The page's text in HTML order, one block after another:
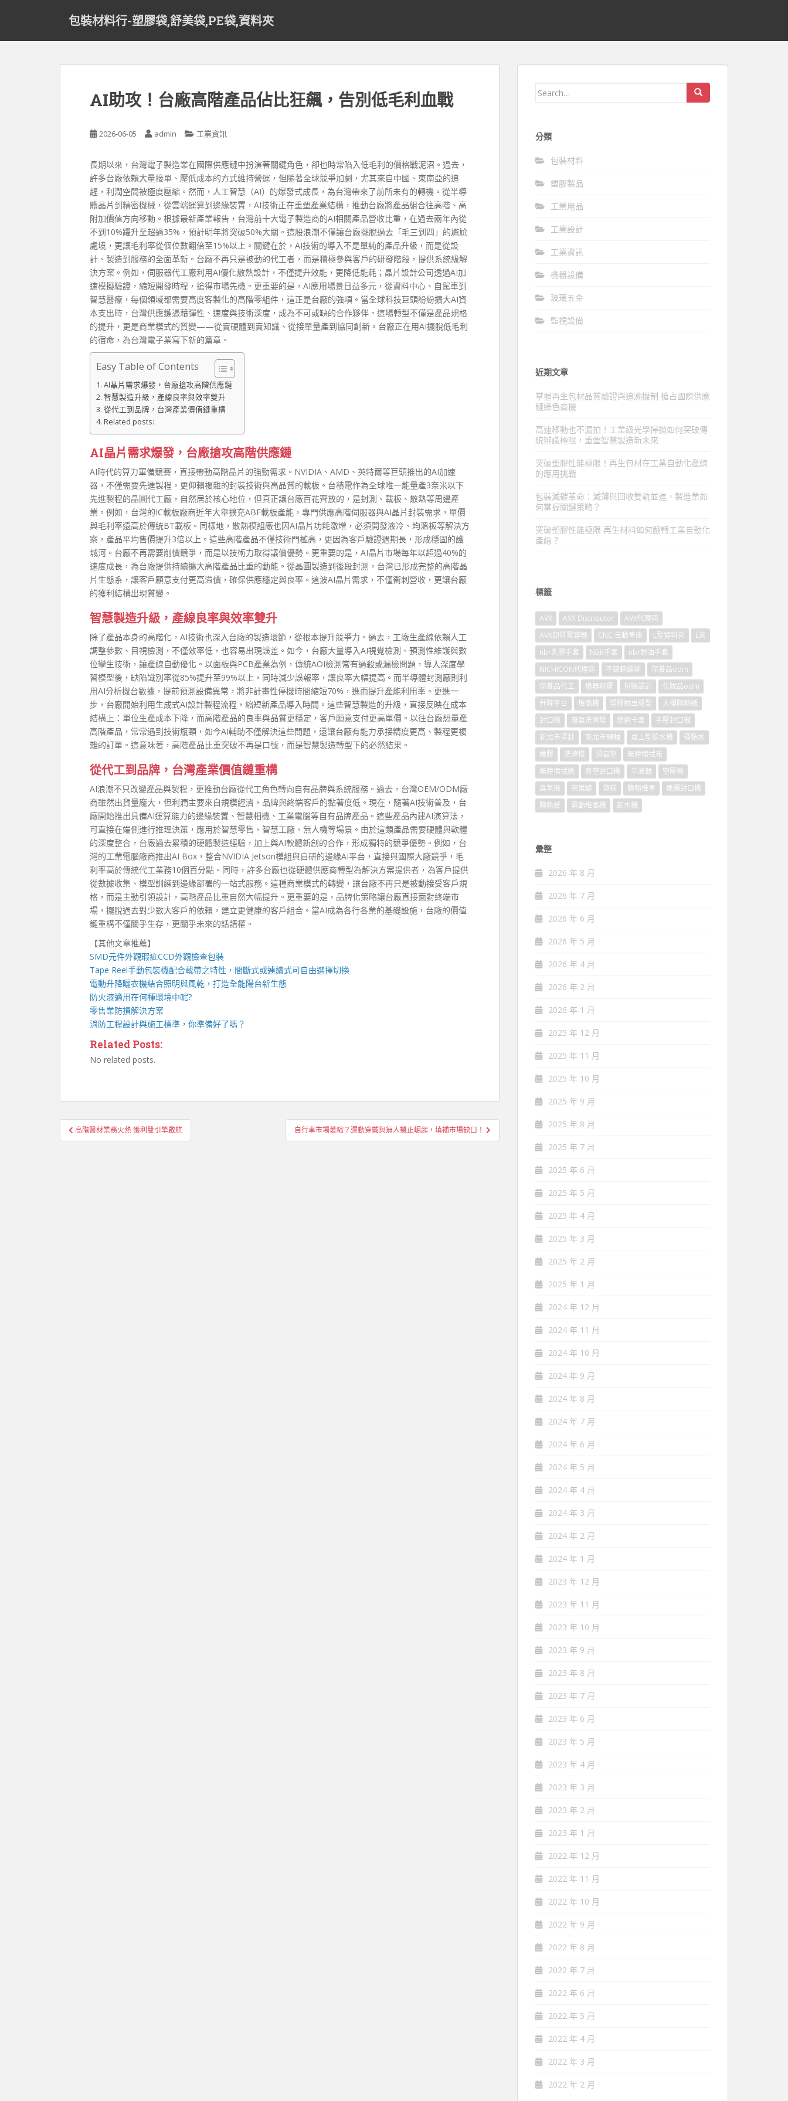
包裝材料行-塑膠袋,舒美袋,PE袋,資料夾
AI助攻！台廠高階產品佔比狂飆，告別低毛利血戰
2026-06-05 admin 工業資訊
長期以來，台灣電子製造業在國際供應鏈中扮演著關鍵角色，卻也時常陷入低毛利的價格戰泥沼。過去，
許多台廠依賴大量接單、壓低成本的方式維持營運，但隨著全球競爭加劇，尤其來自中國、東南亞的追
趕，利潤空間被極度壓縮。然而，人工智慧（AI）的爆發式成長，為台灣帶來了前所未有的轉機。從半導
體晶片到精密機械，從雲端運算到邊緣裝置，AI技術正在重塑產業結構，推動台廠將產品組合往高階、高
附加價值方向移動。根據最新產業報告，台灣前十大電子製造商的AI相關產品營收比重，在過去兩年內從
不到10%躍升至超過35%，預計明年將突破50%大關。這股浪潮不僅讓台廠擺脫過去「毛三到四」的尷尬
處境，更讓毛利率從個位數翻倍至15%以上。關鍵在於，AI技術的導入不是單純的產品升級，而是從設
計、製造到服務的全面革新。台廠不再只是被動的代工者，而是積極參與客戶的研發階段，提供系統級解
決方案。例如，伺服器代工廠利用AI優化散熱設計，不僅提升效能，更降低能耗；晶片設計公司透過AI加
速模擬驗證，縮短開發時程，搶得市場先機。更重要的是，AI應用場景日益多元，從資料中心、自駕車到
智慧醫療，每個領域都需要高度客製化的高階零組件，這正是台廠的強項。當全球科技巨頭紛紛擴大AI資
本支出時，台灣供應鏈憑藉彈性、速度與技術深度，成為不可或缺的合作夥伴。這場轉型不僅是產品規格
的提升，更是商業模式的質變——從賣硬體到賣知識、從接單量產到協同創新。台廠正在用AI擺脫低毛利
的宿命，為台灣電子業寫下新的篇章。
Easy Table of Contents
AI晶片需求爆發，台廠搶攻高階供應鏈
智慧製造升級，產線良率與效率雙升
從代工到品牌，台灣產業價值鏈重構
Related posts:
AI晶片需求爆發，台廠搶攻高階供應鏈
AI時代的算力軍備競賽，直接帶動高階晶片的強勁需求。NVIDIA、AMD、英特爾等巨頭推出的AI加速
器，不僅需要先進製程，更仰賴複雜的封裝技術與高品質的載板。台積電作為全球唯一能量產3奈米以下
先進製程的晶圓代工廠，自然居於核心地位，但真正讓台廠百花齊放的，是封測、載板、散熱等周邊產
業。例如，台灣的IC載板廠商近年大舉擴充ABF載板產能，專門供應高階伺服器與AI晶片封裝需求，單價
與毛利率遠高於傳統BT載板。同樣地，散熱模組廠也因AI晶片功耗激增，必須開發液冷、均溫板等解決方
案，產品平均售價提升3倍以上。這些高階產品不僅技術門檻高，更因為客戶驗證週期長，形成穩固的護
城河。台廠不再需要削價競爭，而是以技術力取得議價優勢。更重要的是，AI晶片市場每年以超過40%的
速度成長，為台廠提供持續擴大高階產品比重的動能。從晶圓製造到後段封測，台灣已形成完整的高階晶
片生態系，讓客戶願意支付更高溢價，確保供應穩定與良率。這波AI晶片需求，不僅衝刺營收，更讓台廠
的獲利結構出現質變。
智慧製造升級，產線良率與效率雙升
除了產品本身的高階化，AI技術也深入台廠的製造環節，從根本提升競爭力。過去，工廠生產線依賴人工
調整參數、目視檢測，不僅效率低，也容易出現誤差。如今，台廠大量導入AI視覺檢測、預測性維護與數
位孿生技術，讓產線自動優化。以面板與PCB產業為例，傳統AOI檢測常有過殺或漏檢問題，導入深度學
習模型後，缺陷識別率從85%提升至99%以上，同時減少誤報率，讓良率大幅提高。而半導體封測廠則利
用AI分析機台數據，提前預測設備異常，將非計畫性停機時間縮短70%，進而提升產能利用率。更進一
步，台廠開始利用生成式AI設計製程流程，縮短新產品導入時間。這些智慧製造的升級，直接反映在成本
結構上：單位生產成本下降，而高階產品的良率與品質更穩定，客戶願意支付更高單價。以往台廠想量產
高階產品，常常遇到技術瓶頸，如今AI輔助不僅解決這些問題，還讓台廠有能力承接精度更高、製程更複
雜的訂單。這意味著，高階產品比重突破不再是口號，而是智慧製造轉型下的必然結果。
從代工到品牌，台灣產業價值鏈重構
AI浪潮不只改變產品與製程，更推動台廠從代工角色轉向自有品牌與系統服務。過去，台灣OEM/ODM廠
商雖然出貨量龐大，但利潤主要來自規模經濟，品牌與終端客戶的黏著度低。現在，隨著AI技術普及，台
廠開始推出具備AI運算能力的邊緣裝置、智慧相機、工業電腦等自有品牌產品。這些產品內建AI演算法，
可直接在端側進行推理決策，應用於智慧零售、智慧工廠、無人機等場景。由於這類產品需要硬體與軟體
的深度整合，台廠過去累積的硬體製造經驗，加上與AI軟體新創的合作，形成獨特的競爭優勢。例如，台
灣的工業電腦廠商推出AI Box，整合NVIDIA Jetson模組與自研的邊緣AI平台，直接與國際大廠競爭，毛
利率高於傳統代工業務10個百分點。同時，許多台廠也從硬體供應商轉型為解決方案提供者，為客戶提供
從數據收集、模型訓練到邊緣部署的一站式服務。這種商業模式的轉變，讓台廠不再只是被動接受客戶規
格，而是主動引領設計，高階產品比重自然大幅提升。更重要的是，品牌化策略讓台廠直接面對終端市
場，擺脫過去對少數大客戶的依賴，建立更健康的客戶組合。當AI成為各行各業的基礎設施，台廠的價值
鏈重構不僅關乎生存，更關乎未來的話語權。
【其他文章推薦】
SMD元件外觀瑕疵CCD外觀檢查包裝
Tape Reel手動包裝機配合載帶之特性，間斷式或連續式可自由選擇切換
電動升降曬衣機結合照明與風乾，打造全能陽台新生態
防火漆適用在何種環境中呢?
零售業防損解決方案
消防工程設計與施工標準，你準備好了嗎？
Related Posts:
No related posts.
文
章
高階醫材業務火熱 獲利雙引擎啟航 自行車市場萎縮？運動穿戴與無人機正崛起，填補市場缺口！
Search
分類
包裝材料
塑膠製品
工業用品
工業設計
工業資訊
機器設備
玻璃五金
監視設備
近期文章
掌握再生包材品質驗證與追溯機制 搶占國際供應
鏈綠色商機
高速移動也不漏拍！工業級光學掃描如何突破傳
統辨識極限，重塑智慧製造新未來
突破塑膠性能極限！再生包材在工業自動化產線
的應用挑戰
包裝減碳革命：減薄與回收雙軌並進，製造業如
何掌握關鍵策略？
突破塑膠性能極限 再生材料如何翻轉工業自動化
產線？
標籤
AVX AVX Distributor
AVX代理商
AVX鉭質電容器
CNC 自動車床 L型資料夾
L夾
nbr乳膠手套
NBR手套
nbr耐油手套
NICHICON代理商
不鏽鋼螺絲
保養品odm
保養品代工
儀器租賃 包裝設計
化妝品odm
升降平台
堆高機 塑膠射出成型
大樓隔熱紙
封口機
廢氣洗滌塔 悠遊卡套
手壓封口機
新北市探針
新北市轉軸 桌上型飲水機
桶裝水
橡膠
洗滌塔 滑鼠墊
無塵擦拭布
無塵擦拭紙
真空封口機 示波器
空壓機
臭氧機
茶葉罐 貨梯 購物推車
連續封口機
隔熱紙
電動堆高機 飲水機
彙整
2026 年 8 月
2026 年 7 月
2026 年 6 月
2026 年 5 月
2026 年 4 月
2026 年 2 月
2026 年 1 月
2025 年 12 月
2025 年 11 月
2025 年 10 月
2025 年 9 月
2025 年 8 月
2025 年 7 月
2025 年 6 月
2025 年 5 月
2025 年 4 月
2025 年 3 月
2025 年 2 月
2025 年 1 月
2024 年 12 月
2024 年 11 月
2024 年 10 月
2024 年 9 月
2024 年 8 月
2024 年 7 月
2024 年 6 月
2024 年 5 月
2024 年 4 月
2024 年 3 月
2024 年 2 月
2024 年 1 月
2023 年 12 月
2023 年 11 月
2023 年 10 月
2023 年 9 月
2023 年 8 月
2023 年 7 月
2023 年 6 月
2023 年 5 月
2023 年 4 月
2023 年 3 月
2023 年 2 月
2023 年 1 月
2022 年 12 月
2022 年 11 月
2022 年 10 月
2022 年 9 月
2022 年 8 月
2022 年 7 月
2022 年 6 月
2022 年 5 月
2022 年 4 月
2022 年 3 月
2022 年 2 月